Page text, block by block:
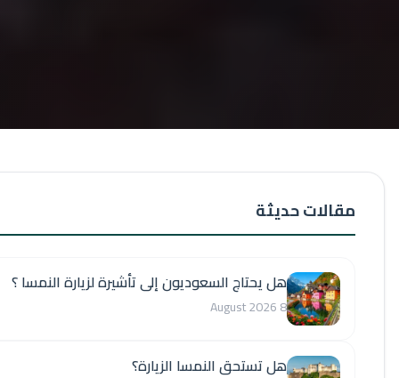
حديثة
هل يحتاج السعوديون إلى تأشيرة لزيارة النمسا ؟
8 August 2026
هل تستحق النمسا الزيارة؟